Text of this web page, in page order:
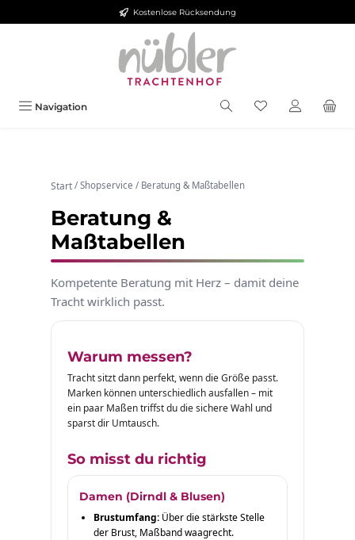
Zum Hauptinhalt springen Kostenlose Rücksendung
Navigation
Start / Shopservice / Beratung & Maßtabellen
Beratung &
Maßtabellen
Kompetente Beratung mit Herz – damit deine
Tracht wirklich passt.
Warum messen?
Tracht sitzt dann perfekt, wenn die Größe passt.
Marken können unterschiedlich ausfallen – mit
ein paar Maßen triffst du die sichere Wahl und
sparst dir Umtausch.
So misst du richtig
Damen (Dirndl & Blusen)
Brustumfang: Über die stärkste Stelle
der Brust, Maßband waagrecht.